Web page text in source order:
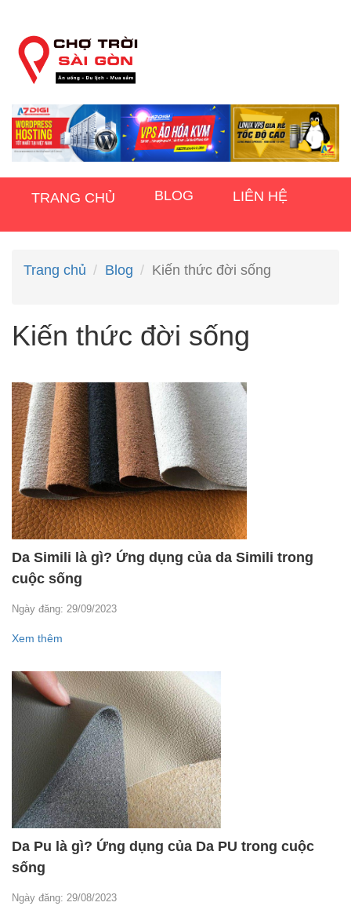
TRANG CHỦ BLOG LIÊN HỆ
Trang chủ Blog Kiến thức đời sống
Kiến thức đời sống
Da Simili là gì? Ứng dụng của da Simili trong
cuộc sống
Ngày đăng: 29/09/2023
Xem thêm
Da Pu là gì? Ứng dụng của Da PU trong cuộc
sống
Ngày đăng: 29/08/2023